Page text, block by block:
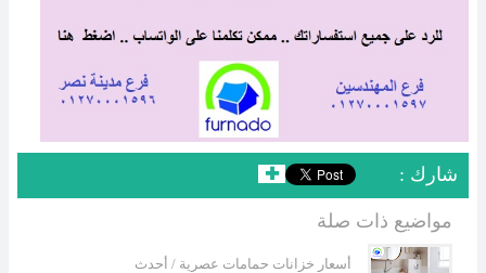
: شارك ✚
مواضيع ذات صلة
أسعار خزانات حمامات عصرية / أحدث